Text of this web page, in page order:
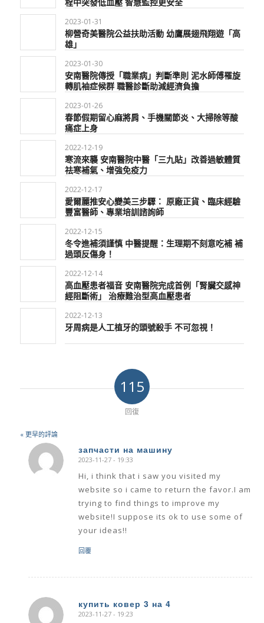
程中突發低血壓 智慧監控更安全
2023-01-31
柳營奇美醫院公益扶助活動 幼鷹展翅飛翔遊「高
雄」
2023-01-30
安南醫院傳授「職業病」判斷準則 泥水師傅罹旋
轉肌袖症候群 職醫診斷助減經濟負擔
2023-01-26
春節假期留心麻將肩、手機關節炎、大掃除等酸
痛症上身
2022-12-19
寒流來襲 安南醫院中醫「三九貼」改善過敏體質
祛寒補氣、增強免疫力
2022-12-17
愛爾麗推安心變美三步驟： 原廠正貨、臨床經驗
豐富醫師、專業培訓諮詢師
2022-12-15
冬令進補須謹慎 中醫提醒：生理期不刻意吃補 補
過頭反傷身！
2022-12-14
高血壓患者福音 安南醫院完成首例「腎臟交感神
經阻斷術」 治療難治型高血壓患者
2022-12-13
牙周病是人工植牙的頭號殺手 不可忽視！
115
回復
« 更早的評論
запчасти на машину
says:
2023-11-27 - 19:33
Hi, i think that i saw you visited my
website so i came to return the favor.I am
trying to find things to improve my
website!I suppose its ok to use some of
your ideas!!
回覆
купить ковер 3 на 4
says:
2023-11-27 - 19:23